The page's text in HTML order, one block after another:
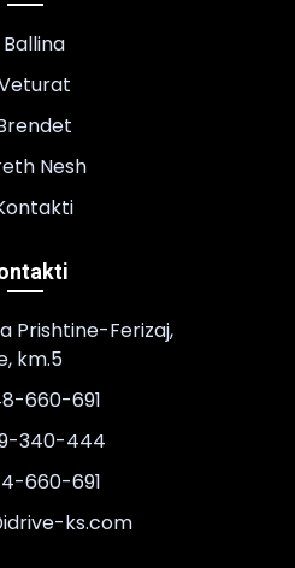
Ballina
Nesh
Prishtine-Ferizaj,
km.5
660-691
340-444
660-691
ks.com